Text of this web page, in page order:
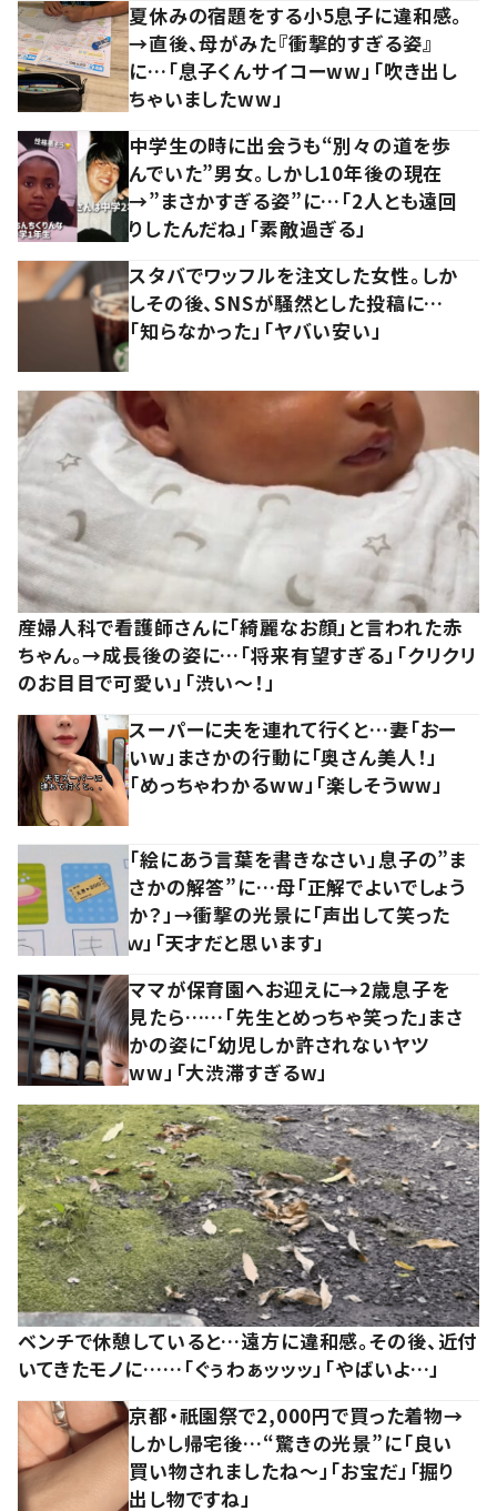
夏休みの宿題をする小5息子に違和感。
→直後、母がみた『衝撃的すぎる姿』
に…「息子くんサイコーww」「吹き出し
ちゃいましたww」
中学生の時に出会うも“別々の道を歩
んでいた”男女。しかし10年後の現在
→”まさかすぎる姿”に…「2人とも遠回
りしたんだね」「素敵過ぎる」
スタバでワッフルを注文した女性。しか
しその後、SNSが騒然とした投稿に…
「知らなかった」「ヤバい安い」
産婦人科で看護師さんに「綺麗なお顔」と言われた赤
ちゃん。→成長後の姿に…「将来有望すぎる」「クリクリ
のお目目で可愛い」「渋い～！」
スーパーに夫を連れて行くと…妻「おー
いw」まさかの行動に「奥さん美人！」
「めっちゃわかるww」「楽しそうww」
「絵にあう言葉を書きなさい」息子の”ま
さかの解答”に…母「正解でよいでしょう
か？」→衝撃の光景に「声出して笑った
ｗ」「天才だと思います」
ママが保育園へお迎えに→2歳息子を
見たら……「先生とめっちゃ笑った」まさ
かの姿に「幼児しか許されないヤツ
ww」「大渋滞すぎるw」
ベンチで休憩していると…遠方に違和感。その後、近付
いてきたモノに……「ぐぅわぁッッッ」「やばいよ…」
京都・祇園祭で2,000円で買った着物→
しかし帰宅後…“驚きの光景”に「良い
買い物されましたね～」「お宝だ」「掘り
出し物ですね」